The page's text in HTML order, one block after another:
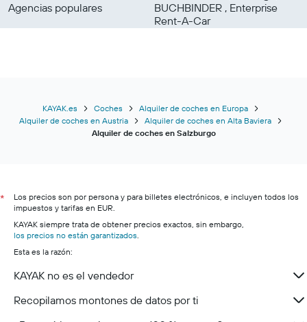
Agencias populares
BUCHBINDER , Enterprise
Rent-A-Car
KAYAK.es Coches
Alquiler de coches en Europa
Alquiler de coches en Austria
Alquiler de coches en Alta Baviera
Alquiler de coches en Salzburgo
*
Los precios son por persona y para billetes electrónicos, e incluyen todos los
impuestos y tarifas en EUR.
KAYAK siempre trata de obtener precios exactos, sin embargo,
los precios no están garantizados
Esta es la razón:
KAYAK no es el vendedor
Recopilamos montones de datos por ti